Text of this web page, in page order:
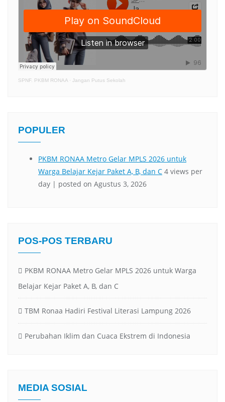
SPNF. PKBM RONAA · Jangan Putus Sekolah
POPULER
POS-POS TERBARU
PKBM RONAA Metro Gelar MPLS 2026 untuk Warga
Belajar Kejar Paket A, B, dan C
TBM Ronaa Hadiri Festival Literasi Lampung 2026
Perubahan Iklim dan Cuaca Ekstrem di Indonesia
MEDIA SOSIAL